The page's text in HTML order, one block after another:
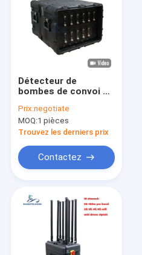
Produits
Vidéos
Détecteur de
bombes de convoi à
6000MHz Type de
véhicule Haute
puissance 720w
Prix:negotiate
MOQ:1 pièces
Trouvez les derniers prix
Contactez